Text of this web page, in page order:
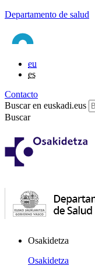
Departamento de salud
eu
es
Contacto
Buscar en euskadi.eus
Buscar
Osakidetza
Osakidetza